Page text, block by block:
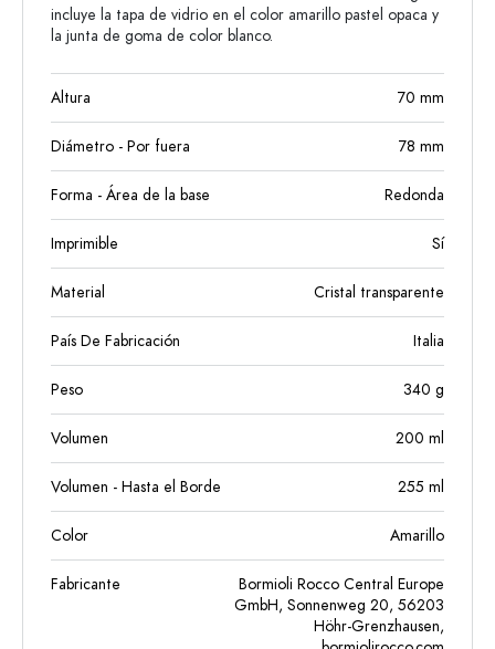
incluye la tapa de vidrio en el color amarillo pastel opaca y
la junta de goma de color blanco.
Altura 70 mm
Diámetro - Por fuera 78 mm
Forma - Área de la base Redonda
Imprimible Sí
Material Cristal transparente
País De Fabricación Italia
Peso 340 g
Volumen 200 ml
Volumen - Hasta el Borde 255 ml
Color Amarillo
Fabricante
Bormioli Rocco Central Europe
GmbH, Sonnenweg 20, 56203
Höhr-Grenzhausen,